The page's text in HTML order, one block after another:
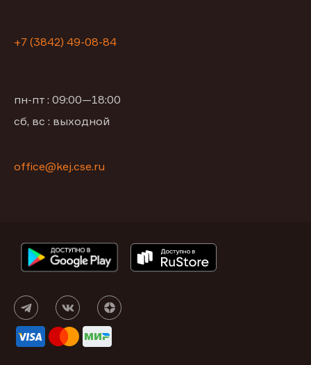
+7 (3842) 49-08-84
пн-пт : 09:00—18:00
сб, вс : выходной
office@kej.cse.ru